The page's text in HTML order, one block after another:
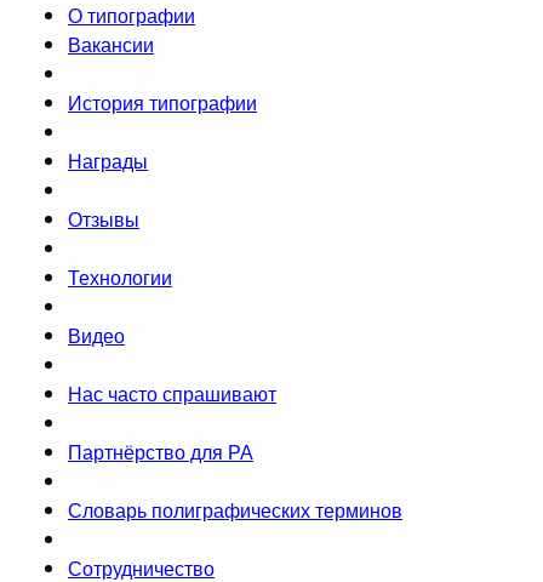
О типографии
Вакансии
История типографии
Награды
Отзывы
Технологии
Видео
Нас часто спрашивают
Партнёрство для РА
Словарь полиграфических терминов
Сотрудничество